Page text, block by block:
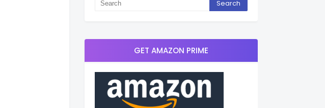
GET AMAZON PRIME